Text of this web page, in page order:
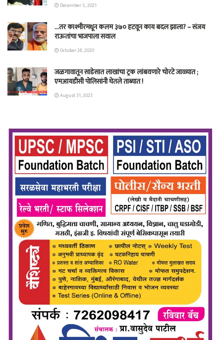
December 5, 2021
…तर काश्मीरमधून कलम ३७० हटवून काय बदल झाला? – संजय
राऊतांचा भाजपाला सवाल
October 28, 2020
जळगावातून साडेसात लाखांचा ट्रक लांबवणारे चोरटे जाळ्यात ;
एमआयडीसी पोलिसांनी घेतले ताब्यात !
August 31, 2023